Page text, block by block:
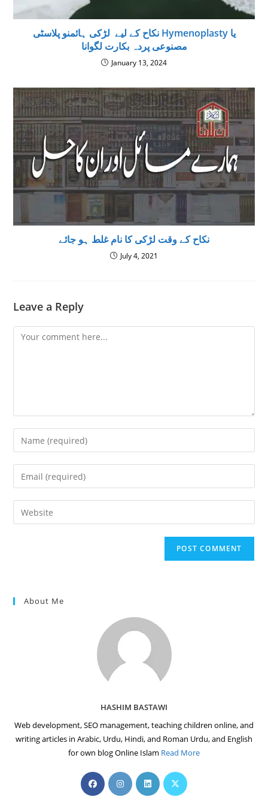
نكاح كے ليے لڑكى ہائمنو پلاسٹی Hymenoplasty يا
مصنوعى پردہ بكارت لگوانا
January 13, 2024
نکاح کے وقت لڑکی کا نام غلط ہو جائے
July 4, 2021
Leave a Reply
Comment
Enter
your
name
comment
Enter
your
email
address
Enter
your
About Me
HASHIM BASTAWI
Web development, SEO management, teaching children online, and
writing articles in Arabic, Urdu, Hindi, and Roman Urdu, and English
for own blog Online Islam Read More
Opens
in
Opens
in
Opens
in
Opens